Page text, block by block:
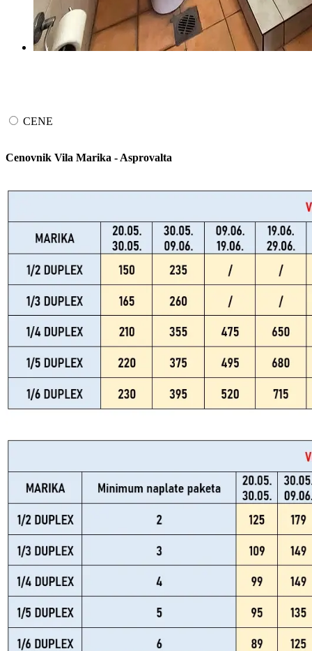
CENE
Cenovnik Vila Marika - Asprovalta